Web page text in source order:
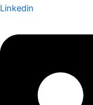
Linkedin